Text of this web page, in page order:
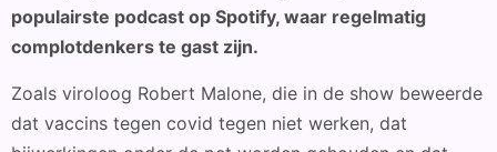
populairste podcast op Spotify, waar regelmatig
complotdenkers te gast zijn.
Zoals viroloog Robert Malone, die in de show beweerde
dat vaccins tegen covid tegen niet werken, dat